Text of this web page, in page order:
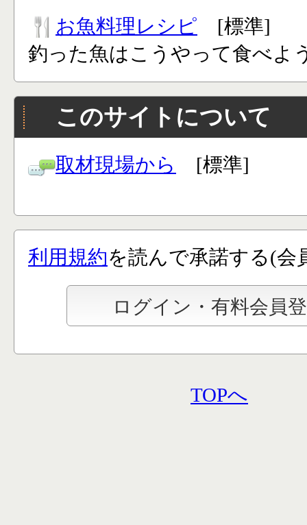
お魚料理レシピ [標準]
釣った魚はこうやって食べよ
このサイトについて
取材現場から [標準]
利用規約を読んで承諾する(会
TOPへ